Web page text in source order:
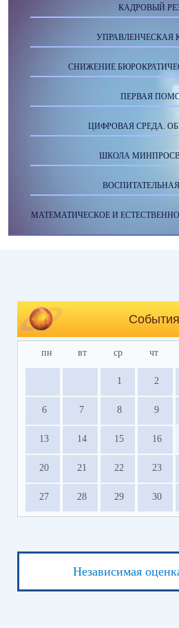
КАДРОВЫЙ
УПРАВЛЕНЧЕСКАЯ
СНИЖЕНИЕ
ПЕРВАЯ
ЦИФРОВАЯ СРЕДА.
ШКОЛА
МАТЕМАТИЧЕСКОЕ И
События
пн вт ср чт
1 2
6 7 8 9
13 14 15 16
20 21 22 23
27 28 29 30
Независимая